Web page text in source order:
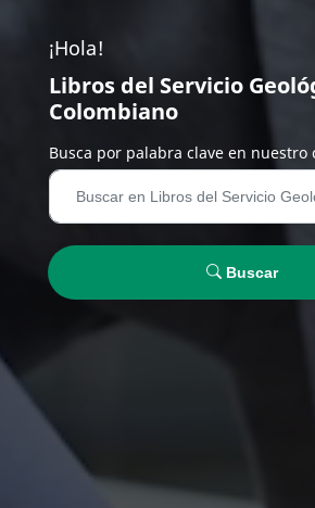
¡Hola!
Libros del Servicio
Colombiano
Busca por palabra clave en nuestro
Buscar